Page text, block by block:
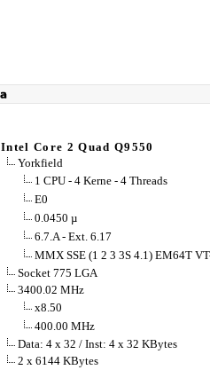
Intel Core 2 Quad Q9550
Yorkfield
1 CPU - 4 Kerne - 4 Threads
E0
0.0450 µ
6.7.A - Ext. 6.17
MMX SSE (1 2 3 3S 4.1) EM64T
Socket 775 LGA
3400.02 MHz
x8.50
400.00 MHz
Data: 4 x 32 / Inst: 4 x 32 KBytes
2 x 6144 KBytes